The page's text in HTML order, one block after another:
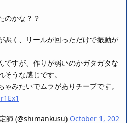
のかな？？
悪く、リールが回っただけで振動が
ですが、作りが弱いのかガタガタな
うな感じです。
みたいでムラがありチープです。
師 (@shimankusu) October 1, 202